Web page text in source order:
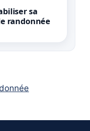
sa
randonnée